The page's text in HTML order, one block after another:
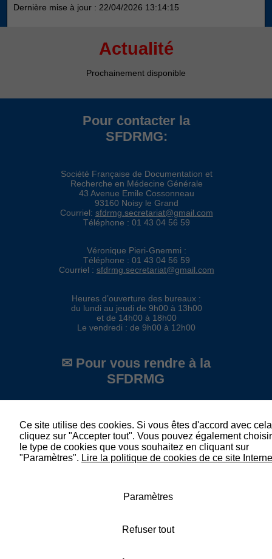
Dernière mise à jour : 22/04/2026 13:14:15
Actualité
Prochainement disponible
Pour contacter la
SFDRMG:
Société Française de Documentation et
Recherche en Médecine Générale
43 Avenue Emile Cossonneau
93160 Noisy le Grand
Courriel: sfdrmg.secretariat@gmail.com
Téléphone : 01 43 04 56 59
Véronique Pieri-Gnemmi :
Téléphone : 01 43 04 56 59
Courriel : sfdrmg.secretariat@gmail.com
Heures d’ouverture des bureaux :
du lundi au jeudi de 9h00 à 13h00
et de 14h00 à 18h00
Le vendredi : de 9h00 à 12h00
✉ Pour vous rendre à la
SFDRMG
Société Française de Documentation et
43 Avenue Emile Cossonneau 93160
Noisy le Grand
France
Ce site utilise des cookies. Si vous êtes d'accord avec
cliquez sur "Accepter tout". Vous pouvez également choisir
le type de cookies que vous souhaitez en cliquant sur
"Paramètres". Lire la politique de cookies de ce site
Paramètres
Refuser tout
facultatifs. Ils
sont
nécessaires au
fonctionnement
du site Web.
Statistiques
Afin que
améliorer la
fonctionnalité
et la
structure du
fonction de
la manière
utilisé.
Experience
Afin que notre
site Web
votre visite. Si
certaines